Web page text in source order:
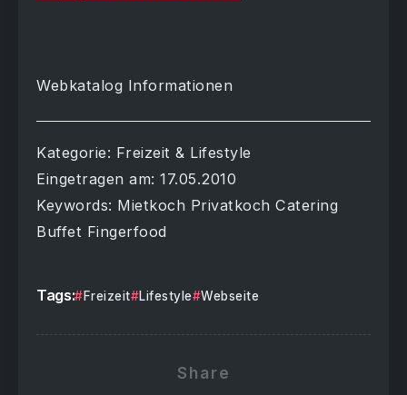
Webkatalog Informationen
Kategorie: Freizeit & Lifestyle
Eingetragen am: 17.05.2010
Keywords: Mietkoch Privatkoch Catering
Buffet Fingerfood
Tags: Freizeit Lifestyle Webseite
Share